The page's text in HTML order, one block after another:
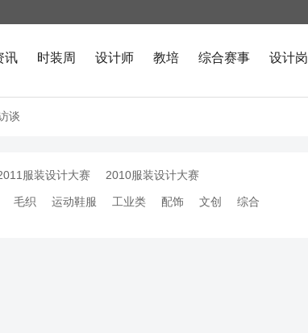
讯 时装周 设计师 教培 综合赛事 设计岗
谈
服装设计大赛 2010服装设计大赛
毛织 运动鞋服 工业类 配饰 文创 综合